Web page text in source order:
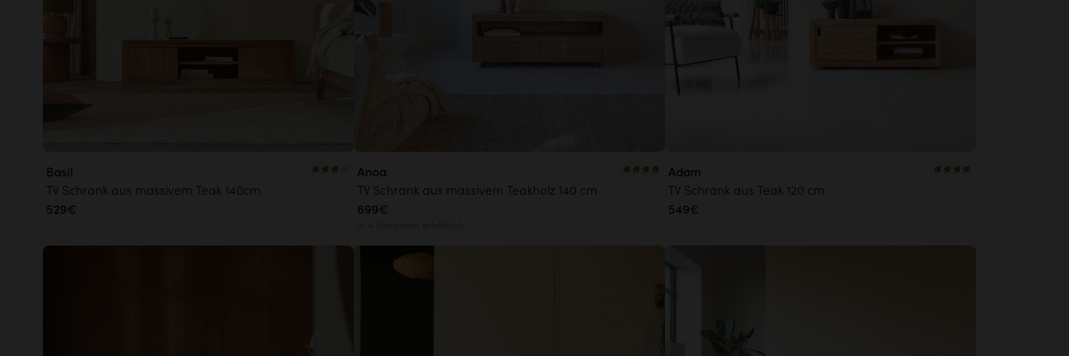
Basil
TV Schrank aus massivem Teak 140cm
529€
Anoa
TV Schrank aus massivem Teakholz 140 cm
699€
Adam
TV Schrank aus Teak 120 cm
549€